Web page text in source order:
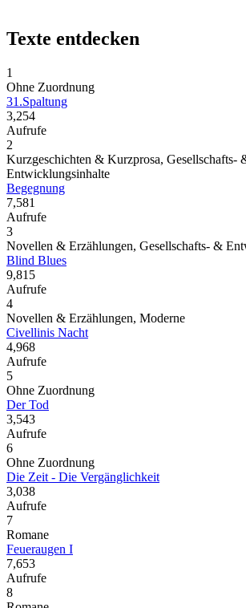
Texte entdecken
1
Ohne Zuordnung
31.Spaltung
3,254
Aufrufe
2
Kurzgeschichten & Kurzprosa, Gesellschafts-
Entwicklungsinhalte
Begegnung
7,581
Aufrufe
3
Novellen & Erzählungen, Gesellschafts- &
Blind Blues
9,815
Aufrufe
4
Novellen & Erzählungen, Moderne
Civellinis Nacht
4,968
Aufrufe
5
Ohne Zuordnung
Der Tod
3,543
Aufrufe
6
Ohne Zuordnung
Die Zeit - Die Vergänglichkeit
3,038
Aufrufe
7
Romane
Feueraugen I
7,653
Aufrufe
8